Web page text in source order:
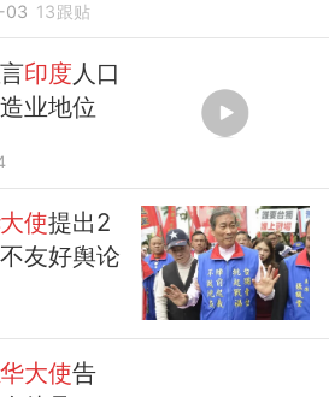
03 13跟贴
印度 人口
业地位
使提出2
友好舆论
大使告